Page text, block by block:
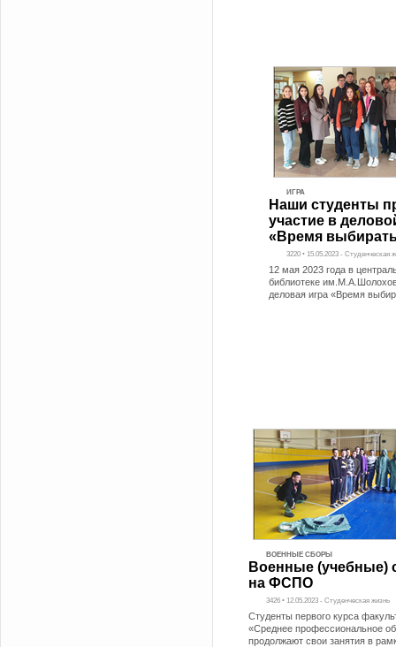
ИГРА
Наши студенты
участие в
«Время
3220 • 15.05.2023 - Студенческая
12 мая 2023 года в
библиотеке
деловая игра «Время
ВОЕННЫЕ СБОРЫ
Военные (учебные)
на ФСПО
3426 • 12.05.2023 - Студенческая жизнь
Студенты первого курса
«Среднее профессиональное
продолжают свои занятия в